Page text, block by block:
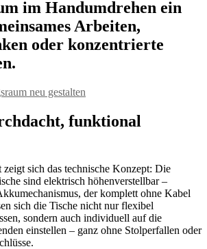
im Handumdrehen ein
Arbeiten,
oder konzentrierte
neu gestalten
funktional
zeigt sich das technische Konzept: Die
sind elektrisch höhenverstellbar –
der komplett ohne Kabel
sich die Tische nicht nur flexibel
sondern auch individuell auf die
einstellen – ganz ohne Stolperfallen oder